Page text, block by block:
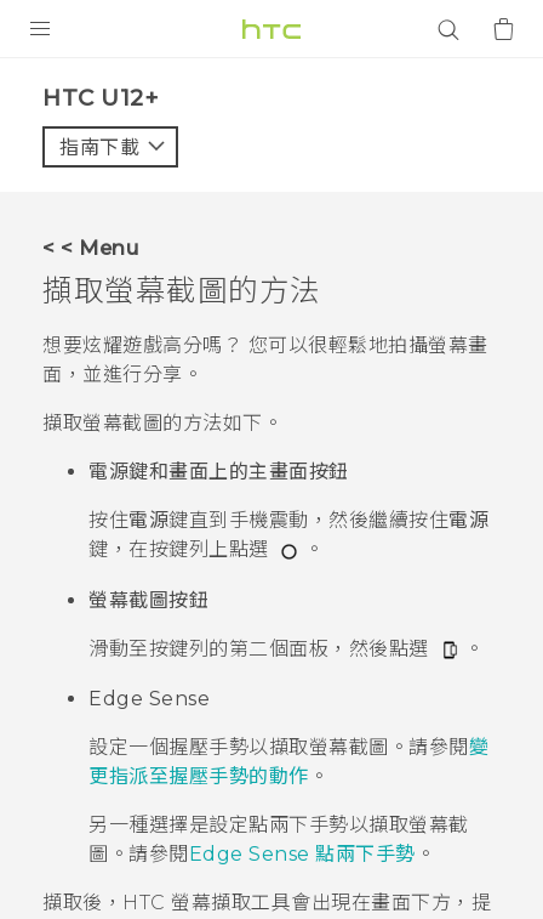
VIVE
應用程式
支援服務
HTC U12+‎
指南下載
< < Menu
擷取螢幕截圖的方法
想要炫耀遊戲高分嗎？ 您可以很輕鬆地拍攝螢幕畫
面，並進行分享。
擷取螢幕截圖的方法如下。
電源鍵和畫面上的主畫面按鈕
按住電源鍵直到手機震動，然後繼續按住電源
鍵，在按鍵列 上點選 。
螢幕截圖按鈕
滑動至按鍵列 的第二個面板，然後點選 。
Edge Sense
設定一個握壓手勢以擷取螢幕截圖。請參閱變
更指派至握壓手勢的動作 。
另一種選擇是設定點兩下手勢以擷取螢幕截
圖。請參閱 Edge Sense 點兩下手勢 。
擷取後， HTC 螢幕擷取工具會出現在畫面下方，提